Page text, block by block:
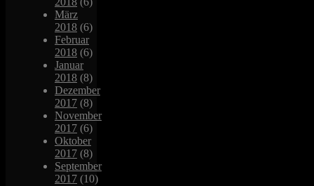
März
2018 (6)
Februar
2018 (6)
Januar
2018 (8)
Dezember
2017 (8)
November
2017 (6)
Oktober
2017 (8)
September
2017 (10)